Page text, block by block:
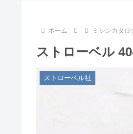
ホーム ミシンカタロ
ストローベル
ストローベル社